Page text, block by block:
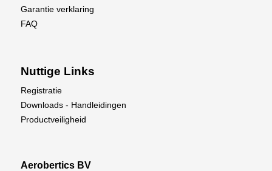
Garantie verklaring
FAQ
Nuttige Links
Registratie
Downloads - Handleidingen
Productveiligheid
Aerobertics BV